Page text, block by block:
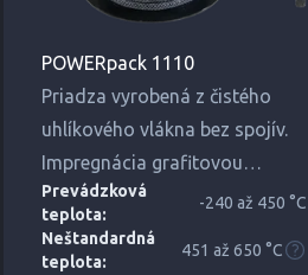
POWERpack 1110
Priadza vyrobená z čistého
uhlíkového vlákna bez spojív.
Impregnácia grafitovou
disperziou s inhibítorom
korózie.
Prevádzková
teplota:
-240 až 450 °C
Neštandardná
teplota:
451 až 650 °C